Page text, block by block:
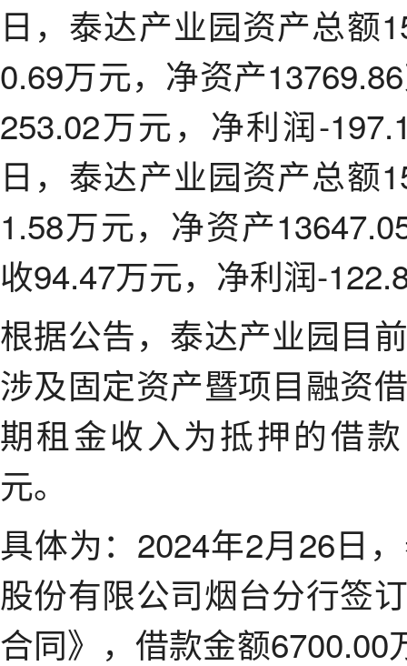
日，泰达产业园资产总额
0.69万元，净资产
253.02万元，净利润-
日，泰达产业园资产总额
1.58万元，净资产
收94.47万元，净利润-
根据公告，泰达产业园目
涉及固定资产暨项目融资
期租金收入为抵押的借
元。
具体为：2024年2月26日
股份有限公司烟台分行签
合同》，借款金额